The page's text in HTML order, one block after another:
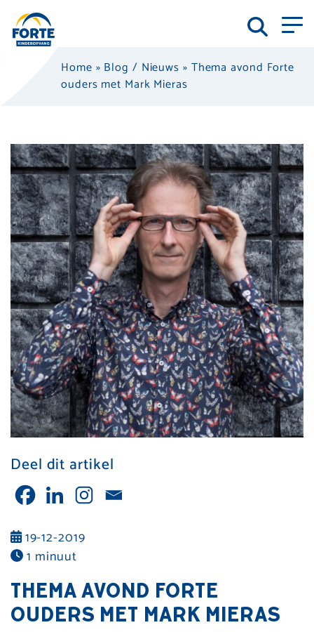
Home » Blog / Nieuws » Thema avond Forte
ouders met Mark Mieras
Deel dit artikel
19-12-2019
1 minuut
THEMA AVOND FORTE
OUDERS MET MARK MIERAS